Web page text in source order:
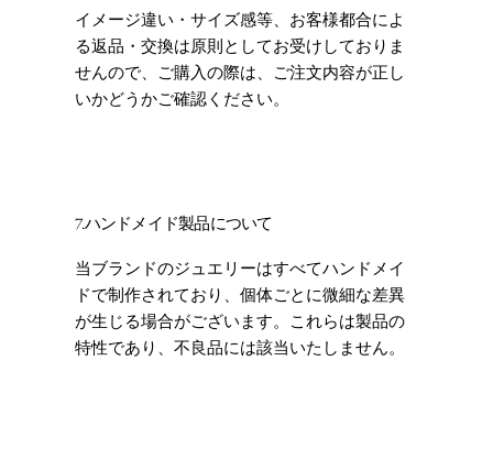
イメージ違い・サイズ感等、お客様都合によ
る返品・交換は原則としてお受けしておりま
せんので、ご購入の際は、ご注文内容が正し
いかどうかご確認ください。
7.ハンドメイド製品について
当ブランドのジュエリーはすべてハンドメイ
ドで制作されており、個体ごとに微細な差異
が生じる場合がございます。これらは製品の
特性であり、不良品には該当いたしません。